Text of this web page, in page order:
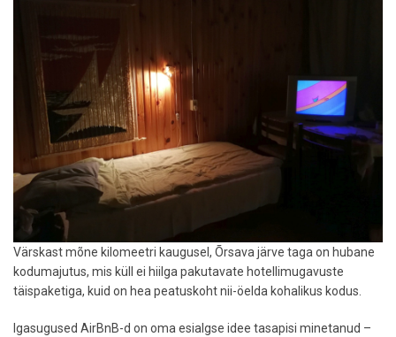
Värskast mõne kilomeetri kaugusel, Õrsava järve taga on hubane
kodumajutus, mis küll ei hiilga pakutavate hotellimugavuste
täispaketiga, kuid on hea peatuskoht nii-öelda kohalikus kodus.
Igasugused AirBnB-d on oma esialgse idee tasapisi minetanud –